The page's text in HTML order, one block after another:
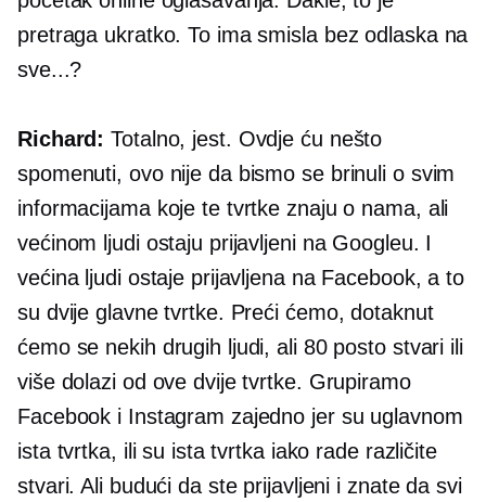
pretraga ukratko. To ima smisla bez odlaska na
sve...?
Richard: Totalno, jest. Ovdje ću nešto
spomenuti, ovo nije da bismo se brinuli o svim
informacijama koje te tvrtke znaju o nama, ali
većinom ljudi ostaju prijavljeni na Googleu. I
većina ljudi ostaje prijavljena na Facebook, a to
su dvije glavne tvrtke. Preći ćemo, dotaknut
ćemo se nekih drugih ljudi, ali 80 posto stvari ili
više dolazi od ove dvije tvrtke. Grupiramo
Facebook i Instagram zajedno jer su uglavnom
ista tvrtka, ili su ista tvrtka iako rade različite
stvari. Ali budući da ste prijavljeni i znate da svi